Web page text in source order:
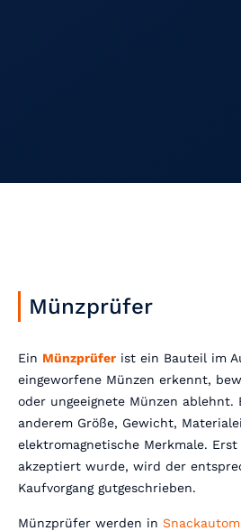
Münzprüfer
Ein Münzprüfer ist ein Bauteil im
eingeworfene Münzen erkennt,
oder ungeeignete Münzen
anderem Größe, Gewicht,
elektromagnetische Merkmale.
akzeptiert wurde, wird der
Kaufvorgang gutgeschrieben.
Münzprüfer werden in